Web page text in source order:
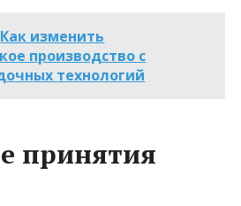
Как изменить
производство с
технологий
принятия